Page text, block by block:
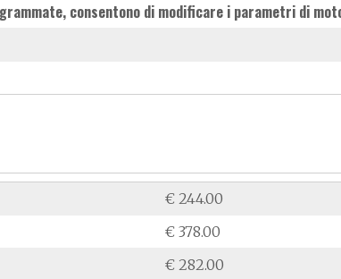
consentono di modificare i parametri di
€ 244.00
€ 378.00
€ 282.00